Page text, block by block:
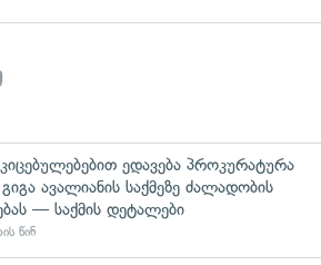
ედავება პროკურატურა
ავალიანის საქმეზე ძალადობის
— საქმის დეტალები
წინ